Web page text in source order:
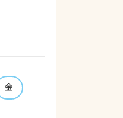
金